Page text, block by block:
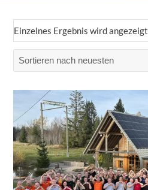
Einzelnes Ergebnis wird angezeigt